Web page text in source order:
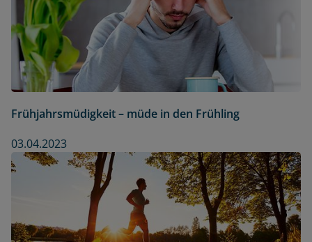
Frühjahrsmüdigkeit – müde in den Frühling
03.04.2023